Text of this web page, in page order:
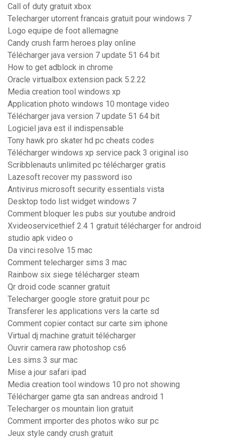
Call of duty gratuit xbox
Telecharger utorrent francais gratuit pour windows 7
Logo equipe de foot allemagne
Candy crush farm heroes play online
Télécharger java version 7 update 51 64 bit
How to get adblock in chrome
Oracle virtualbox extension pack 5.2.22
Media creation tool windows xp
Application photo windows 10 montage video
Télécharger java version 7 update 51 64 bit
Logiciel java est il indispensable
Tony hawk pro skater hd pc cheats codes
Télécharger windows xp service pack 3 original iso
Scribblenauts unlimited pc télécharger gratis
Lazesoft recover my password iso
Antivirus microsoft security essentials vista
Desktop todo list widget windows 7
Comment bloquer les pubs sur youtube android
Xvideoservicethief 2.4 1 gratuit télécharger for android
studio apk video o
Da vinci resolve 15 mac
Comment telecharger sims 3 mac
Rainbow six siege télécharger steam
Qr droid code scanner gratuit
Telecharger google store gratuit pour pc
Transferer les applications vers la carte sd
Comment copier contact sur carte sim iphone
Virtual dj machine gratuit télécharger
Ouvrir camera raw photoshop cs6
Les sims 3 sur mac
Mise a jour safari ipad
Media creation tool windows 10 pro not showing
Télécharger game gta san andreas android 1
Telecharger os mountain lion gratuit
Comment importer des photos wiko sur pc
Jeux style candy crush gratuit